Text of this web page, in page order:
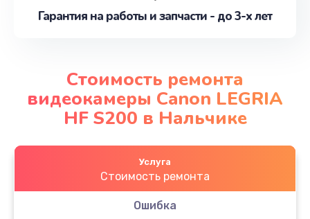
Гарантия на работы и запчасти - до 3-х лет
Стоимость ремонта
видеокамеры Canon LEGRIA
HF S200 в Нальчике
Услуга
Стоимость ремонта
Ошибка